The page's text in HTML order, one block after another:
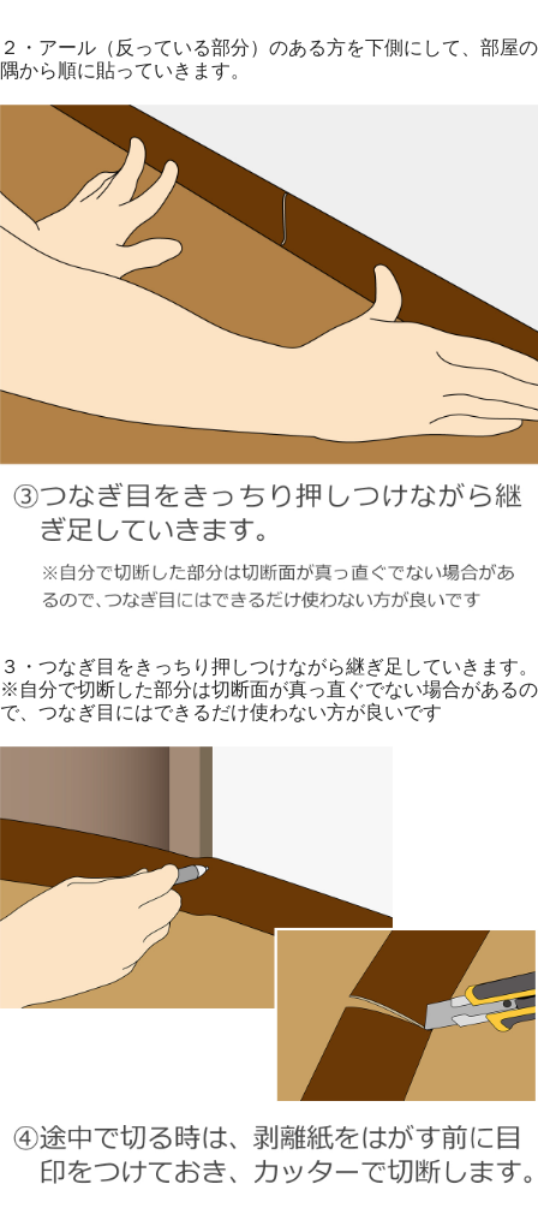
２・アール（反っている部分）のある方を下側にして、部屋の
隅から順に貼っていきます。
３・つなぎ目をきっちり押しつけながら継ぎ足していきます。
※自分で切断した部分は切断面が真っ直ぐでない場合があるの
で、つなぎ目にはできるだけ使わない方が良いです